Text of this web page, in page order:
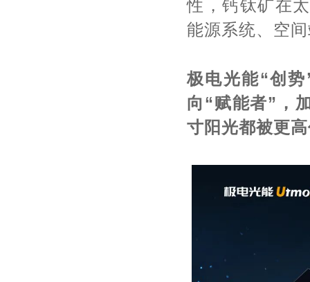
性，钙钛矿在
能源系统、空
极电光能“创
向“赋能者”，
寸阳光都被更